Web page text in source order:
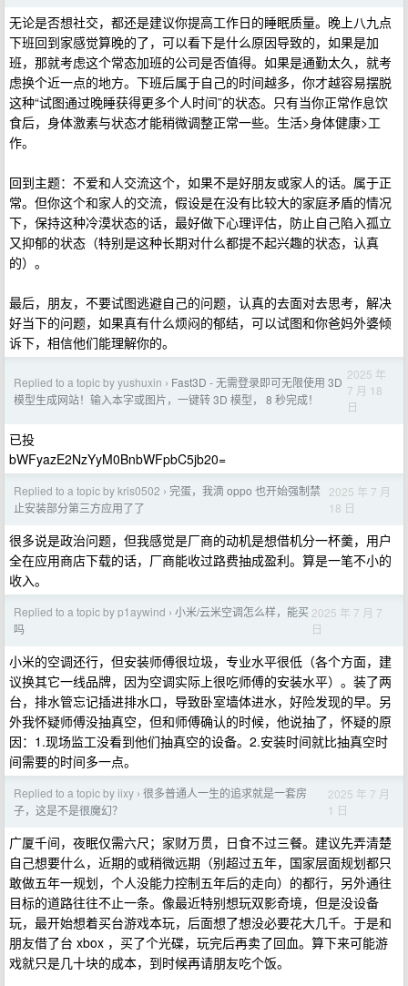
无论是否想社交，都还是建议你提高工作日的睡眠质量。晚上八九点
下班回到家感觉算晚的了，可以看下是什么原因导致的，如果是加
班，那就考虑这个常态加班的公司是否值得。如果是通勤太久，就考
虑换个近一点的地方。下班后属于自己的时间越多，你才越容易摆脱
这种“试图通过晚睡获得更多个人时间”的状态。只有当你正常作息饮
食后，身体激素与状态才能稍微调整正常一些。生活>身体健康>工
作。
回到主题：不爱和人交流这个，如果不是好朋友或家人的话。属于正
常。但你这个和家人的交流，假设是在没有比较大的家庭矛盾的情况
下，保持这种冷漠状态的话，最好做下心理评估，防止自己陷入孤立
又抑郁的状态（特别是这种长期对什么都提不起兴趣的状态，认真
的）。
最后，朋友，不要试图逃避自己的问题，认真的去面对去思考，解决
好当下的问题，如果真有什么烦闷的郁结，可以试图和你爸妈外婆倾
诉下，相信他们能理解你的。
Replied to a topic by yushuxin › Fast3D - 无需登录即可无限使用 3D
模型生成网站！输入本字或图片，一键转 3D 模型， 8 秒完成！
2025 年
7 月 18
日
已投
bWFyazE2NzYyM0BnbWFpbC5jb20=
Replied to a topic by kris0502 › 完蛋，我滴 oppo 也开始强制禁
止安装部分第三方应用了了
2025 年 7 月
18 日
很多说是政治问题，但我感觉是厂商的动机是想借机分一杯羹，用户
全在应用商店下载的话，厂商能收过路费抽成盈利。算是一笔不小的
收入。
Replied to a topic by p1aywind › 小米/云米空调怎么样，能买
吗
2025 年 7 月 7
日
小米的空调还行，但安装师傅很垃圾，专业水平很低（各个方面，建
议换其它一线品牌，因为空调实际上很吃师傅的安装水平）。装了两
台，排水管忘记插进排水口，导致卧室墙体进水，好险发现的早。另
外我怀疑师傅没抽真空，但和师傅确认的时候，他说抽了，怀疑的原
因：1.现场监工没看到他们抽真空的设备。2.安装时间就比抽真空时
间需要的时间多一点。
Replied to a topic by iixy › 很多普通人一生的追求就是一套房
子，这是不是很魔幻？
2025 年 7 月
1 日
广厦千间，夜眠仅需六尺；家财万贯，日食不过三餐。建议先弄清楚
自己想要什么，近期的或稍微远期（别超过五年，国家层面规划都只
敢做五年一规划，个人没能力控制五年后的走向）的都行，另外通往
目标的道路往往不止一条。像最近特别想玩双影奇境，但是没设备
玩，最开始想着买台游戏本玩，后面想了想没必要花大几千。于是和
朋友借了台 xbox ，买了个光碟，玩完后再卖了回血。算下来可能游
戏就只是几十块的成本，到时候再请朋友吃个饭。